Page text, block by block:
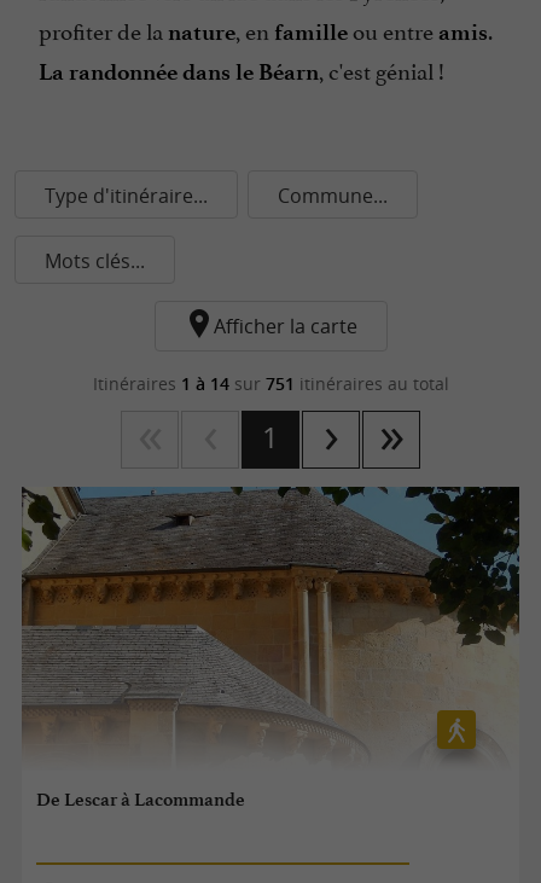
profiter de la nature, en famille ou entre amis.
La randonnée dans le Béarn, c'est génial !
Type d'itinéraire... Commune...
Mots clés...
Afficher la carte
Itinéraires 1 à 14sur 751 itinéraires au total
1
De Lescar à Lacommande